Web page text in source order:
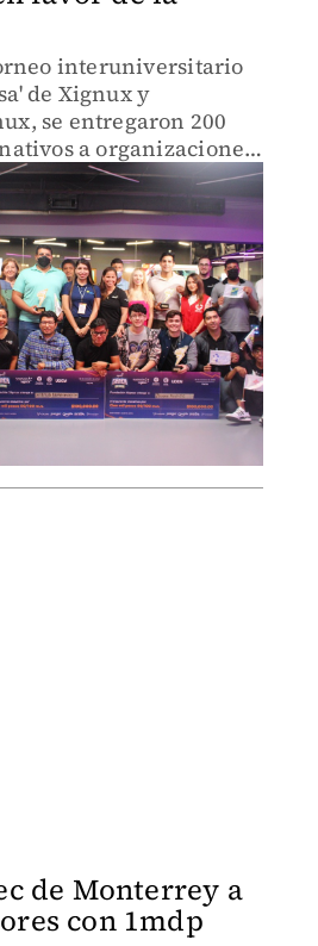
interuniversitario
de Xignux y
se entregaron 200
a organizaciones
de Monterrey a
con 1mdp